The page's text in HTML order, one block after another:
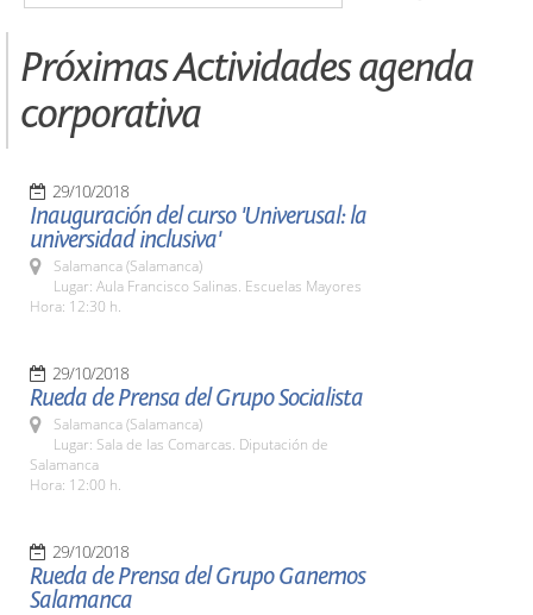
Próximas Actividades agenda
corporativa
29/10/2018
Inauguración del curso 'Univerusal: la
universidad inclusiva'
Salamanca (Salamanca)
Lugar: Aula Francisco Salinas. Escuelas Mayores
Hora: 12:30 h.
29/10/2018
Rueda de Prensa del Grupo Socialista
Salamanca (Salamanca)
Lugar: Sala de las Comarcas. Diputación de
Salamanca
Hora: 12:00 h.
29/10/2018
Rueda de Prensa del Grupo Ganemos
Salamanca